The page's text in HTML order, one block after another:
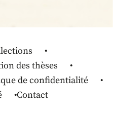
des thèses
de confidentialité
Contact